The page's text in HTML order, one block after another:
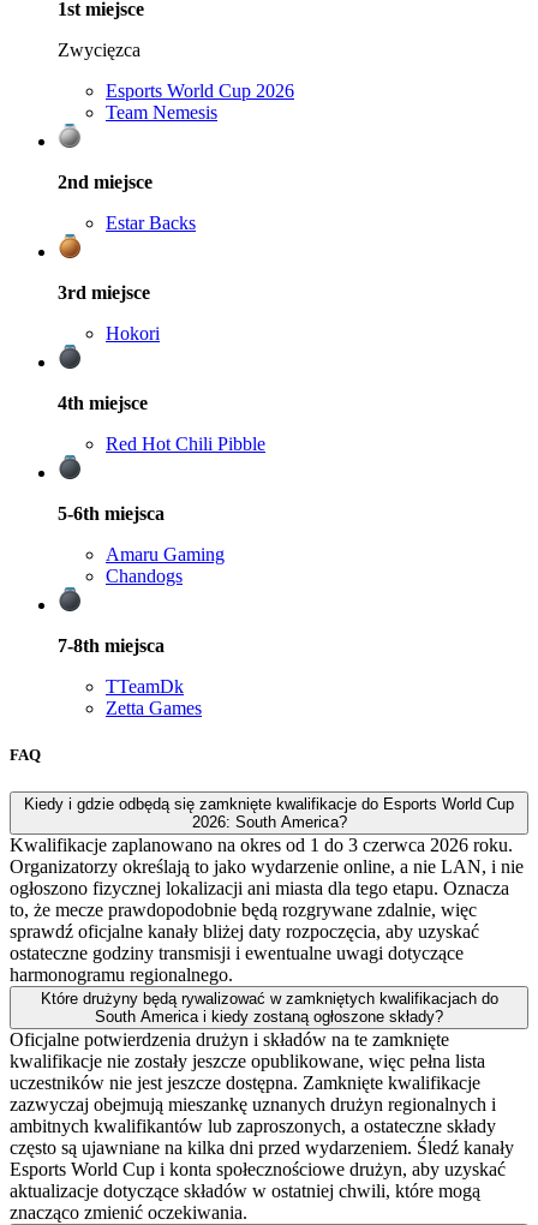
1st miejsce
Zwycięzca
Esports World Cup 2026
Team Nemesis
2nd miejsce
Estar Backs
3rd miejsce
Hokori
4th miejsce
Red Hot Chili Pibble
5-6th miejsca
Amaru Gaming
Chandogs
7-8th miejsca
TTeamDk
Zetta Games
FAQ
Kiedy i gdzie odbędą się zamknięte kwalifikacje do Esports World Cup
2026: South America?
Kwalifikacje zaplanowano na okres od 1 do 3 czerwca 2026 roku.
Organizatorzy określają to jako wydarzenie online, a nie LAN, i nie
ogłoszono fizycznej lokalizacji ani miasta dla tego etapu. Oznacza
to, że mecze prawdopodobnie będą rozgrywane zdalnie, więc
sprawdź oficjalne kanały bliżej daty rozpoczęcia, aby uzyskać
ostateczne godziny transmisji i ewentualne uwagi dotyczące
harmonogramu regionalnego.
Które drużyny będą rywalizować w zamkniętych kwalifikacjach do
South America i kiedy zostaną ogłoszone składy?
Oficjalne potwierdzenia drużyn i składów na te zamknięte
kwalifikacje nie zostały jeszcze opublikowane, więc pełna lista
uczestników nie jest jeszcze dostępna. Zamknięte kwalifikacje
zazwyczaj obejmują mieszankę uznanych drużyn regionalnych i
ambitnych kwalifikantów lub zaproszonych, a ostateczne składy
często są ujawniane na kilka dni przed wydarzeniem. Śledź kanały
Esports World Cup i konta społecznościowe drużyn, aby uzyskać
aktualizacje dotyczące składów w ostatniej chwili, które mogą
znacząco zmienić oczekiwania.